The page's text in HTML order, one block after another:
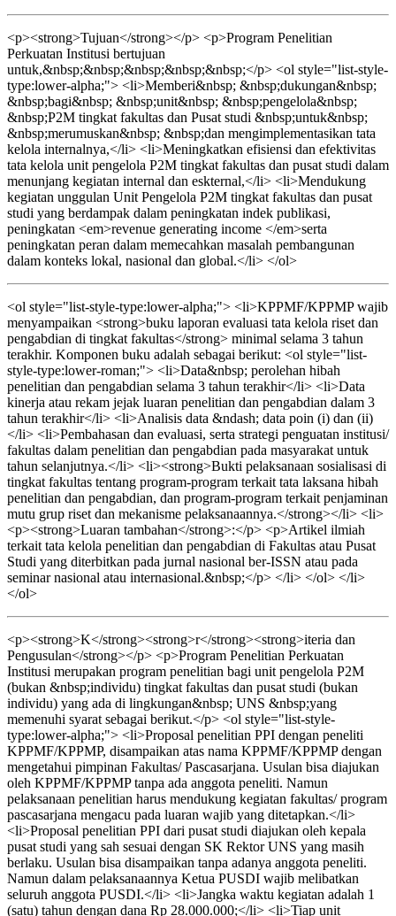
<p><strong>Tujuan</strong></p> <p>Program Penelitian
Perkuatan Institusi bertujuan
untuk,&nbsp;&nbsp;&nbsp;&nbsp;&nbsp;</p> <ol style="list-style-
type:lower-alpha;"> <li>Memberi&nbsp; &nbsp;dukungan&nbsp;
&nbsp;bagi&nbsp; &nbsp;unit&nbsp; &nbsp;pengelola&nbsp;
&nbsp;P2M tingkat fakultas dan Pusat studi &nbsp;untuk&nbsp;
&nbsp;merumuskan&nbsp; &nbsp;dan mengimplementasikan tata
kelola internalnya,</li> <li>Meningkatkan efisiensi dan efektivitas
tata kelola unit pengelola P2M tingkat fakultas dan pusat studi dalam
menunjang kegiatan internal dan eskternal,</li> <li>Mendukung
kegiatan unggulan Unit Pengelola P2M tingkat fakultas dan pusat
studi yang berdampak dalam peningkatan indek publikasi,
peningkatan <em>revenue generating income </em>serta
peningkatan peran dalam memecahkan masalah pembangunan
dalam konteks lokal, nasional dan global.</li> </ol>
<ol style="list-style-type:lower-alpha;"> <li>KPPMF/KPPMP wajib
menyampaikan <strong>buku laporan evaluasi tata kelola riset dan
pengabdian di tingkat fakultas</strong> minimal selama 3 tahun
terakhir. Komponen buku adalah sebagai berikut: <ol style="list-
style-type:lower-roman;"> <li>Data&nbsp; perolehan hibah
penelitian dan pengabdian selama 3 tahun terakhir</li> <li>Data
kinerja atau rekam jejak luaran penelitian dan pengabdian dalam 3
tahun terakhir</li> <li>Analisis data &ndash; data poin (i) dan (ii)
</li> <li>Pembahasan dan evaluasi, serta strategi penguatan institusi/
fakultas dalam penelitian dan pengabdian pada masyarakat untuk
tahun selanjutnya.</li> <li><strong>Bukti pelaksanaan sosialisasi di
tingkat fakultas tentang program-program terkait tata laksana hibah
penelitian dan pengabdian, dan program-program terkait penjaminan
mutu grup riset dan mekanisme pelaksanaannya.</strong></li> <li>
<p><strong>Luaran tambahan</strong>:</p> <p>Artikel ilmiah
terkait tata kelola penelitian dan pengabdian di Fakultas atau Pusat
Studi yang diterbitkan pada jurnal nasional ber-ISSN atau pada
seminar nasional atau internasional.&nbsp;</p> </li> </ol> </li>
</ol>
<p><strong>K</strong><strong>r</strong><strong>iteria dan
Pengusulan</strong></p> <p>Program Penelitian Perkuatan
Institusi merupakan program penelitian bagi unit pengelola P2M
(bukan &nbsp;individu) tingkat fakultas dan pusat studi (bukan
individu) yang ada di lingkungan&nbsp; UNS &nbsp;yang
memenuhi syarat sebagai berikut.</p> <ol style="list-style-
type:lower-alpha;"> <li>Proposal penelitian PPI dengan peneliti
KPPMF/KPPMP, disampaikan atas nama KPPMF/KPPMP dengan
mengetahui pimpinan Fakultas/ Pascasarjana. Usulan bisa diajukan
oleh KPPMF/KPPMP tanpa ada anggota peneliti. Namun
pelaksanaan penelitian harus mendukung kegiatan fakultas/ program
pascasarjana mengacu pada luaran wajib yang ditetapkan.</li>
<li>Proposal penelitian PPI dari pusat studi diajukan oleh kepala
pusat studi yang sah sesuai dengan SK Rektor UNS yang masih
berlaku. Usulan bisa disampaikan tanpa adanya anggota peneliti.
Namun dalam pelaksanaannya Ketua PUSDI wajib melibatkan
seluruh anggota PUSDI.</li> <li>Jangka waktu kegiatan adalah 1
(satu) tahun dengan dana Rp 28.000.000;</li> <li>Tiap unit